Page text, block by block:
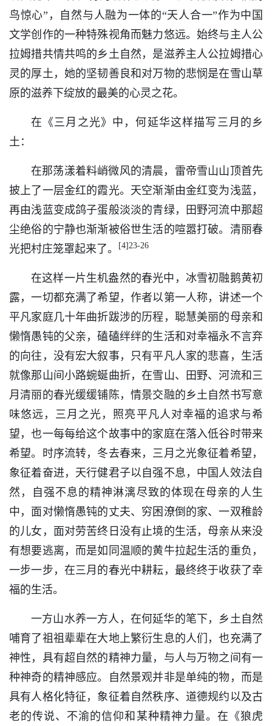
鸟惊心”，自然与人融为一体的“天人合一”作为中国
文学创作的一种特殊视角而魅力悠远。始终与主人公
拉姆措共情共鸣的乡土自然，是滋养主人公拉姆措心
灵的厚土，她的坚韧善良和对万物的悲悯是在雪山草
原的滋养下绽放的最美的心灵之花。
在《三月之光》中，何延华这样描写三月的乡
土：
在那荡漾着料峭微风的清晨，雷帝雪山山顶首先
披上了一层金红的霞光。天空渐渐由金红变为浅蓝，
再由浅蓝变成鸽子蛋般淡淡的青绿，田野河流中那超
尘绝俗的宁静也渐渐被俗世生活的喧嚣打破。清丽春
光把村庄笼罩起来了。
[4]23-26
在这样一片生机盎然的春光中，冰雪初融鹅黄初
露，一切都充满了希望，作者以第一人称，讲述一个
平凡家庭几十年曲折跋涉的历程，聪慧美丽的母亲和
懒惰愚钝的父亲，磕磕绊绊的生活和对幸福永不言弃
的向往，没有宏大叙事，只有平凡人家的悲喜，生活
就像那山间小路蜿蜒曲折，在雪山、田野、河流和三
月清丽的春光缓缓铺陈，情景交融的乡土自然书写意
味悠远，三月之光，照亮平凡人对幸福的追求与希
望，也一每每给这个故事中的家庭在落入低谷时带来
希望。时序流转，冬去春来，三月之光象征着希望，
象征着奋进，天行健君子以自强不息，中国人效法自
然，自强不息的精神淋漓尽致的体现在母亲的人生
中，面对懒惰愚钝的丈夫、穷困潦倒的家、一双稚龄
的儿女，面对劳苦终日没有止境的生活，母亲从来没
有想要逃离，而是如同温顺的黄牛拉起生活的重负，
一步一步，在三月的春光中耕耘，最终终于收获了幸
福的生活。
一方山水养一方人，在何延华的笔下，乡土自然
哺育了祖祖辈辈在大地上繁衍生息的人们，也充满了
神性，具有超自然的精神力量，与人与万物之间有一
种神奇的精神感应。自然景观并非是单纯的物，而是
具有人格化特征，象征着自然秩序、道德规约以及古
老的传说、不渝的信仰和某种精神力量。在《狼虎